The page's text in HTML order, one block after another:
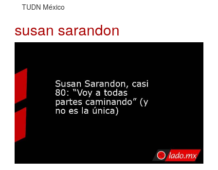
TUDN México
susan sarandon